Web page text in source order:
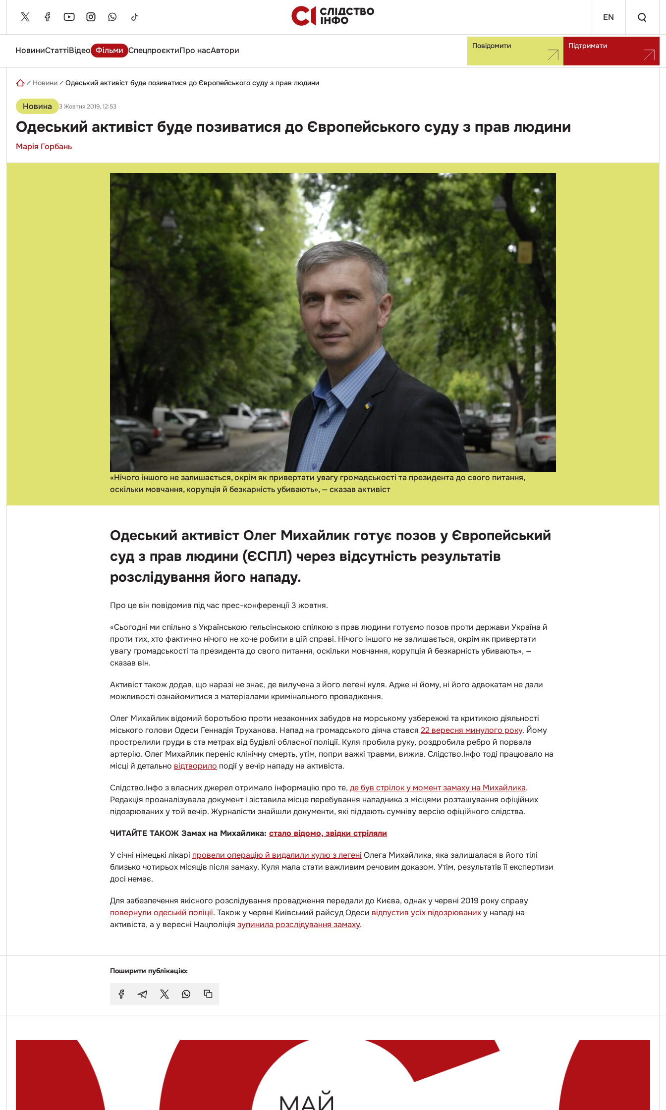
content EN
НовиниСтаттіВідео Фільми СпецпроєктиПро насАвтори Повідомити Підтримати
Введіть
Новини Одеський активіст буде позиватися до Європейського суду з прав людини
Новина 3 Жовтня 2019, 12:53
Одеський активіст буде позиватися до Європейського суду з прав людини
Марія Горбань
«Нічого іншого не залишається, окрім як привертати увагу громадськості та президента до свого питання,
оскільки мовчання, корупція й безкарність убивають», — сказав активіст
Одеський активіст Олег Михайлик готує позов у Європейський
суд з прав людини (ЄСПЛ) через відсутність результатів
розслідування його нападу.
Про це він повідомив під час прес-конференції 3 жовтня.
«Сьогодні ми спільно з Українською гельсінською спілкою з прав людини готуємо позов проти держави Україна й
проти тих, хто фактично нічого не хоче робити в цій справі. Нічого іншого не залишається, окрім як привертати
увагу громадськості та президента до свого питання, оскільки мовчання, корупція й безкарність убивають», —
сказав він.
Активіст також додав, що наразі не знає, де вилучена з його легені куля. Адже ні йому, ні його адвокатам не дали
можливості ознайомитися з матеріалами кримінального провадження.
Олег Михайлик відомий боротьбою проти незаконних забудов на морському узбережжі та критикою діяльності
міського голови Одеси Геннадія Труханова. Напад на громадського діяча стався 22 вересня минулого року. Йому
прострелили груди в ста метрах від будівлі обласної поліції. Куля пробила руку, роздробила ребро й порвала
артерію. Олег Михайлик переніс клінічну смерть, утім, попри важкі травми, вижив. Слідство.Інфо тоді працювало на
місці й детально відтворило події у вечір нападу на активіста.
Слідство.Інфо з власних джерел отримало інформацію про те, де був стрілок у момент замаху на Михайлика.
Редакція проаналізувала документ і зіставила місце перебування нападника з місцями розташування офіційних
підозрюваних у той вечір. Журналісти знайшли документи, які піддають сумніву версію офіційного слідства.
ЧИТАЙТЕ ТАКОЖ Замах на Михайлика: стало відомо, звідки стріляли
У січні німецькі лікарі провели операцію й видалили кулю з легені Олега Михайлика, яка залишалася в його тілі
близько чотирьох місяців після замаху. Куля мала стати важливим речовим доказом. Утім, результатів її експертизи
досі немає.
Для забезпечення якісного розслідування провадження передали до Києва, однак у червні 2019 року справу
повернули одеській поліції. Також у червні Київський райсуд Одеси відпустив усіх підозрюваниху нападі на
активіста, а у вересні Нацполіція зупинила розслідування замаху.
Поширити публікацію: